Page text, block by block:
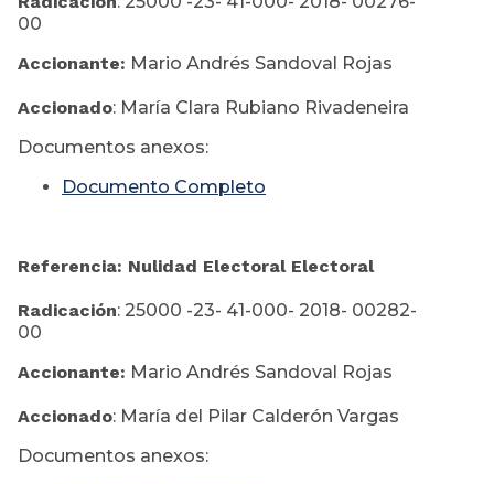
00
Accionante: Mario Andrés Sandoval Rojas
Accionado: María Clara Rubiano Rivadeneira
Documentos anexos:
Documento Completo
Referencia: Nulidad Electoral Electoral
Radicación: 25000 -23- 41-000- 2018- 00282-
00
Accionante: Mario Andrés Sandoval Rojas
Accionado: María del Pilar Calderón Vargas
Documentos anexos: